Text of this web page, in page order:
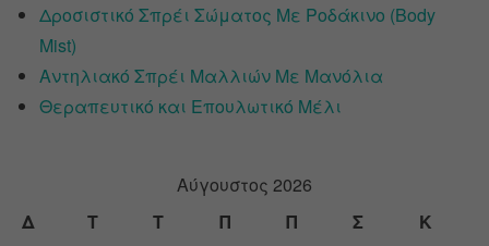
Δροσιστικό Σπρέι Σώματος Με Ροδάκινο (Body
Mist)
Αντηλιακό Σπρέι Μαλλιών Με Μανόλια
Θεραπευτικό και Επουλωτικό Μέλι
Αύγουστος 2026
Δ
Τ Τ Π Π Σ Κ